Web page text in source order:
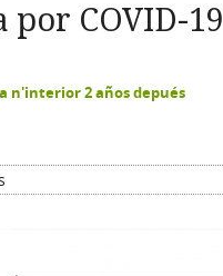
COVID-19
n'interior 2 años depués